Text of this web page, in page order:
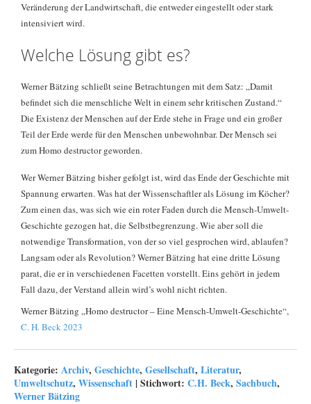
Veränderung der Landwirtschaft, die entweder eingestellt oder stark
intensiviert wird.
Welche Lösung gibt es?
Werner Bätzing schließt seine Betrachtungen mit dem Satz: „Damit
befindet sich die menschliche Welt in einem sehr kritischen Zustand.“
Die Existenz der Menschen auf der Erde stehe in Frage und ein großer
Teil der Erde werde für den Menschen unbewohnbar. Der Mensch sei
zum Homo destructor geworden.
Wer Werner Bätzing bisher gefolgt ist, wird das Ende der Geschichte mit
Spannung erwarten. Was hat der Wissenschaftler als Lösung im Köcher?
Zum einen das, was sich wie ein roter Faden durch die Mensch-Umwelt-
Geschichte gezogen hat, die Selbstbegrenzung. Wie aber soll die
notwendige Transformation, von der so viel gesprochen wird, ablaufen?
Langsam oder als Revolution? Werner Bätzing hat eine dritte Lösung
parat, die er in verschiedenen Facetten vorstellt. Eins gehört in jedem
Fall dazu, der Verstand allein wird’s wohl nicht richten.
Werner Bätzing „Homo destructor – Eine Mensch-Umwelt-Geschichte“,
C. H. Beck 2023
Kategorie: Archiv, Geschichte, Gesellschaft, Literatur,
Umweltschutz, Wissenschaft |Stichwort: C.H. Beck, Sachbuch,
Werner Bätzing